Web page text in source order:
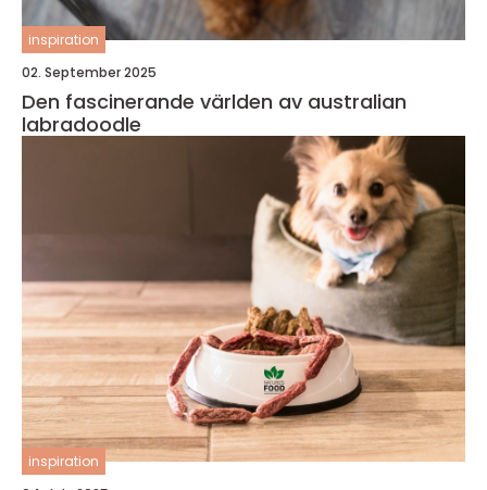
inspiration
02. September 2025
Den fascinerande världen av australian
labradoodle
inspiration